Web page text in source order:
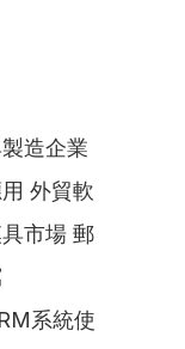
造企業
外貿軟
市場 郵
系統使